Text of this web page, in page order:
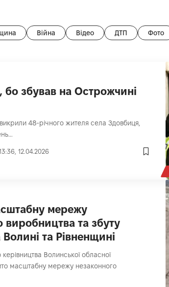
Війна Відео ДТП Фото
бо збував на Острожчині
викрили 48-річного жителя села Здовбиця,
12.04.2026
мережу
виробництва та збуту
та Рівненщині
Волинської обласної
масштабну мережу незаконного